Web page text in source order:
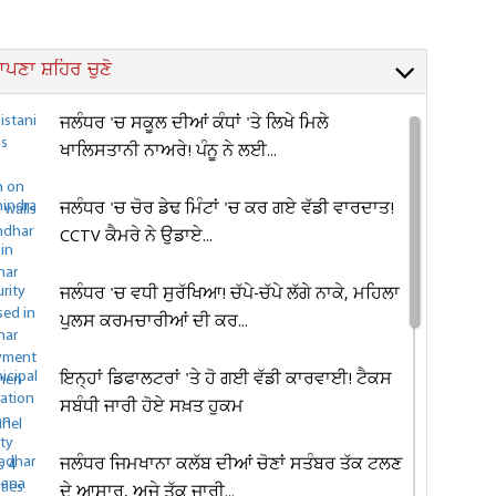
ਸ਼ਹਿਰ ਚੁਣੋ
ਜਲੰਧਰ 'ਚ ਸਕੂਲ ਦੀਆਂ ਕੰਧਾਂ 'ਤੇ ਲਿਖੇ ਮਿਲੇ
ਖਾਲਿਸਤਾਨੀ ਨਾਅਰੇ! ਪੰਨੂ ਨੇ ਲਈ...
ਜਲੰਧਰ 'ਚ ਚੋਰ ਡੇਢ ਮਿੰਟਾਂ 'ਚ ਕਰ ਗਏ ਵੱਡੀ ਵਾਰਦਾਤ!
CCTV ਕੈਮਰੇ ਨੇ ਉਡਾਏ...
ਜਲੰਧਰ 'ਚ ਵਧੀ ਸੁਰੱਖਿਆ! ਚੱਪੇ-ਚੱਪੇ ਲੱਗੇ ਨਾਕੇ, ਮਹਿਲਾ
ਪੁਲਸ ਕਰਮਚਾਰੀਆਂ ਦੀ ਕਰ...
ਇਨ੍ਹਾਂ ਡਿਫਾਲਟਰਾਂ 'ਤੇ ਹੋ ਗਈ ਵੱਡੀ ਕਾਰਵਾਈ! ਟੈਕਸ
ਸਬੰਧੀ ਜਾਰੀ ਹੋਏ ਸਖ਼ਤ ਹੁਕਮ
ਜਲੰਧਰ ਜਿਮਖਾਨਾ ਕਲੱਬ ਦੀਆਂ ਚੋਣਾਂ ਸਤੰਬਰ ਤੱਕ ਟਲਣ